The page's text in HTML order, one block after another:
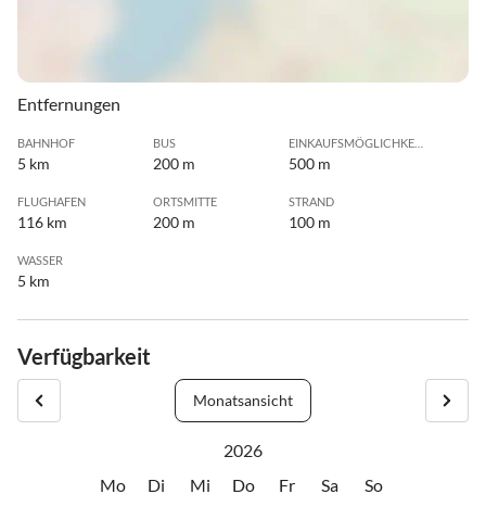
Entfernungen
BAHNHOF
5 km
BUS
200 m
EINKAUFSMÖGLICHKEIT
500 m
FLUGHAFEN
116 km
ORTSMITTE
200 m
STRAND
100 m
WASSER
5 km
Verfügbarkeit
Monatsansicht
2026
Mo
Di Mi Do Fr Sa So